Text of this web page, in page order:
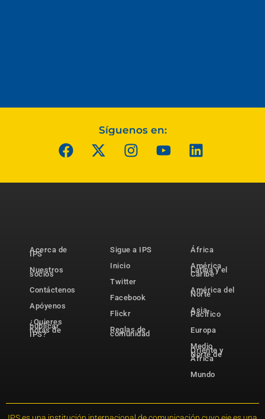
Síguenos en:
Acerca de
IPS
Nuestros
socios
Contáctenos
Apóyenos
¿Quieres
publicar
notas de
IPS?
Sigue a IPS
Inicio
Twitter
Facebook
Flickr
Reglas de
comunidad
África
América
Latina y el
Caribe
América del
Norte
Asia-
Pacífico
Europa
Medio
Oriente y
Norte de
África
Mundo